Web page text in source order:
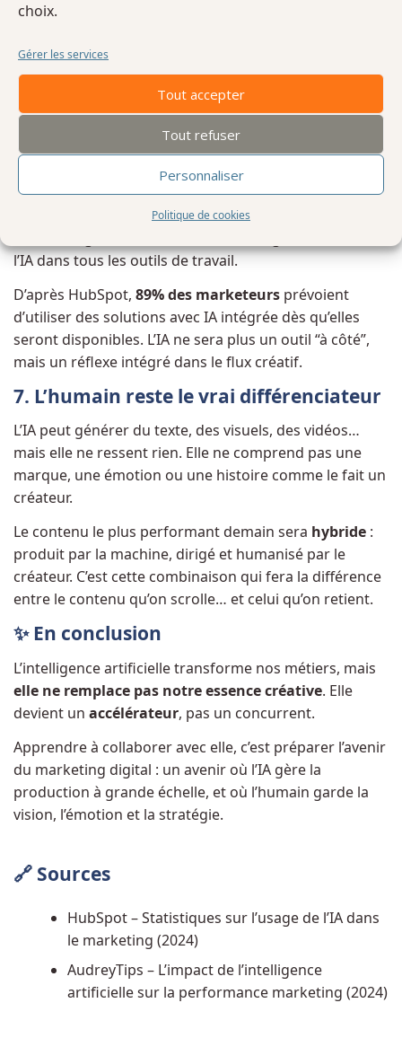
choix.
Gérer les services
Tout accepter
Tout refuser
Personnaliser
Politique de cookies
6. Vers une création augmentée :
l’avenir est hybride
Nous entrons dans une ère decréation augmentée:
autonomes, des contenus multimodaux
l’IA dans tous les outils de travail.
D’après HubSpot, 89% des marketeurs prévoient
d’utiliser des solutions avec IA intégrée dès qu’elles
seront disponibles. L’IA ne sera plus un outil “à côté”,
mais un réflexe intégré dans le flux créatif.
7. L’humain reste le vrai différenciateur
L’IA peut générer du texte, des visuels, des vidéos…
mais elle ne ressent rien. Elle ne comprend pas une
marque, une émotion ou une histoire comme le fait un
créateur.
Le contenu le plus performant demain sera hybride :
produit par la machine, dirigé et humanisé par le
créateur. C’est cette combinaison qui fera la différence
entre le contenu qu’on scrolle… et celui qu’on retient.
✨ En conclusion
L’intelligence artificielle transforme nos métiers, mais
elle ne remplace pas notre essence créative. Elle
devient un accélérateur, pas un concurrent.
Apprendre à collaborer avec elle, c’est préparer l’avenir
du marketing digital : un avenir où l’IA gère la
production à grande échelle, et où l’humain garde la
vision, l’émotion et la stratégie.
🔗 Sources
HubSpot – Statistiques sur l’usage de l’IA dans
le marketing (2024)
AudreyTips – L’impact de l’intelligence
artificielle sur la performance marketing (2024)